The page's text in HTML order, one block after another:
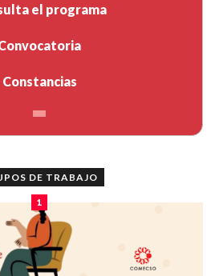
el programa
Constancias
DE TRABAJO
1